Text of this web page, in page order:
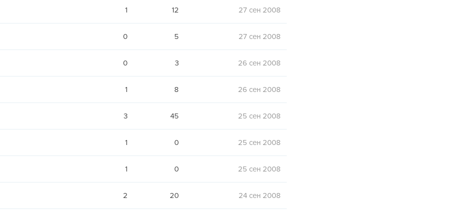
1 12 27 сен 2008
0 5 27 сен 2008
0 3 26 сен 2008
1 8 26 сен 2008
3 45 25 сен 2008
1 0 25 сен 2008
1 0 25 сен 2008
2 20 24 сен 2008